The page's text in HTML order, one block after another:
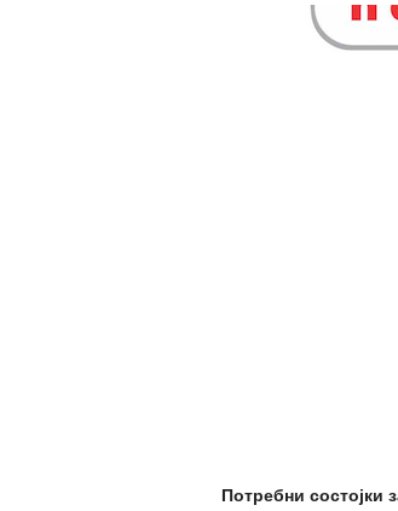
Потребни состојки